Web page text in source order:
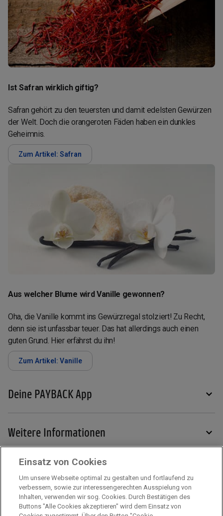
Ist Safran wirklich giftig?
Safran gehört zu den teuersten und damit edelsten Gewürzen
der Welt. Doch die orangeroten Fäden haben ein dunkles
Geheimnis.
Zum Artikel: Safran
Aus welcher Blume wird Vanille gewonnen?
Oha, die Vanille kommt ins Gewürzregal stolziert! Zu Recht,
denn sie ist unfassbar teuer. Das hat allerdings auch einen
guten Grund. Hier erfährst du ihn!
Zum Artikel: Vanille
Deine PAYBACK App
Weitere Informationen
Mehr zu PAYBACK
Einsatz von Cookies
Um unsere Webseite optimal zu gestalten und fortlaufend zu
verbessern, sowie zur interessengerechten Ausspielung von
Inhalten, verwenden wir sog. Cookies. Durch Bestätigen des
Buttons "Alle Cookies akzeptieren" wird dem Einsatz von